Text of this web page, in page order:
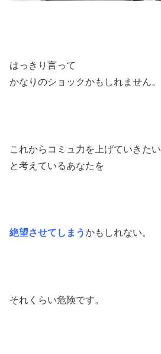
はっきり言って
かなりのショックかもしれません。
これからコミュ力を上げていきたい
と考えているあなたを
絶望させてしまうかもしれない。
それくらい危険です。